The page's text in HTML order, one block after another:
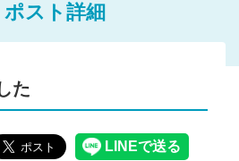
ポスト詳細
た